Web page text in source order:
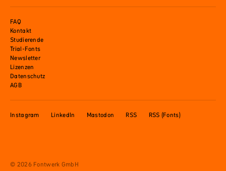
FAQ
Kontakt
Studierende
Trial-Fonts
Newsletter
Lizenzen
Datenschutz
AGB
Instagram LinkedIn Mastodon RSS RSS (Fonts)
© 2026 Fontwerk GmbH